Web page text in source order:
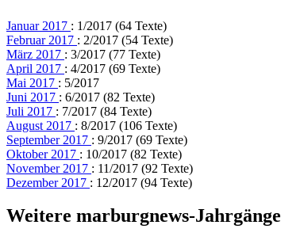
Januar 2017 : 1/2017 (64 Texte)
Februar 2017 : 2/2017 (54 Texte)
März 2017 : 3/2017 (77 Texte)
April 2017 : 4/2017 (69 Texte)
Mai 2017 : 5/2017
Juni 2017 : 6/2017 (82 Texte)
Juli 2017 : 7/2017 (84 Texte)
August 2017 : 8/2017 (106 Texte)
September 2017 : 9/2017 (69 Texte)
Oktober 2017 : 10/2017 (82 Texte)
November 2017 : 11/2017 (92 Texte)
Dezember 2017 : 12/2017 (94 Texte)
Weitere marburgnews-Jahrgänge